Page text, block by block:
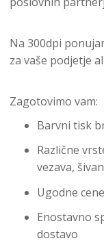
Na 300dpi
za vaše podjetje
Zagotovimo vam:
Barvni tisk
Različne
vezava,
Ugodne
Enostavno
dostavo